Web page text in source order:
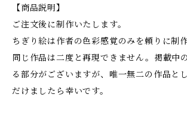
【商品説明】
ご注文後に制作いたします。
ちぎり絵は作者の色彩感覚のみを頼りに制
同じ作品は二度と再現できません。掲載中
る部分がございますが、唯一無二の作品と
だけましたら幸いです。